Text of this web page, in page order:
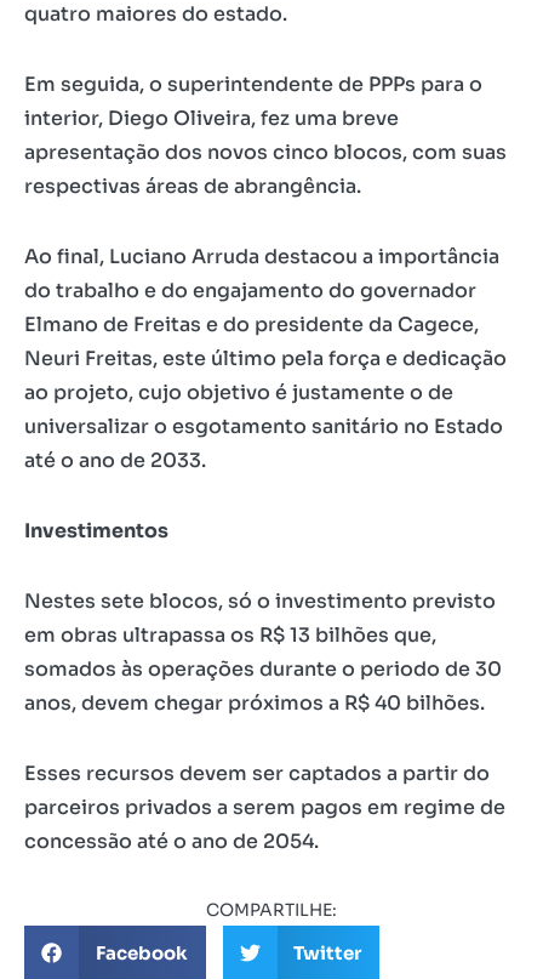
quatro maiores do estado.
Em seguida, o superintendente de PPPs para o
interior, Diego Oliveira, fez uma breve
apresentação dos novos cinco blocos, com suas
respectivas áreas de abrangência.
Ao final, Luciano Arruda destacou a importância
do trabalho e do engajamento do governador
Elmano de Freitas e do presidente da Cagece,
Neuri Freitas, este último pela força e dedicação
ao projeto, cujo objetivo é justamente o de
universalizar o esgotamento sanitário no Estado
até o ano de 2033.
Investimentos
Nestes sete blocos, só o investimento previsto
em obras ultrapassa os R$ 13 bilhões que,
somados às operações durante o periodo de 30
anos, devem chegar próximos a R$ 40 bilhões.
Esses recursos devem ser captados a partir do
parceiros privados a serem pagos em regime de
concessão até o ano de 2054.
COMPARTILHE:
Facebook Twitter